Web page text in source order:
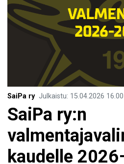
SaiPa ry Julkaistu: 15.04.2026 16.00
SaiPa ry:n
kaudelle